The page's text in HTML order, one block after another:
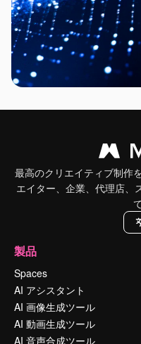
最高のクリエイティブ制作
エイター、企業、代理店、
製品
Spaces
AI アシスタント
AI 画像生成ツール
AI 動画生成ツール
AI 音声合成ツール